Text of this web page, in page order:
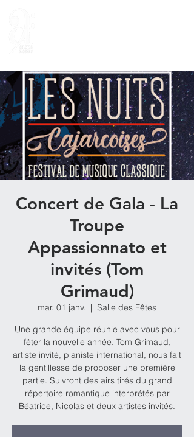
Concert de Gala - La
Troupe
Appassionnato et
invités (Tom
Grimaud)
mar. 01 janv.
  |
Salle des Fêtes
Une grande équipe réunie avec vous pour
fêter la nouvelle année. Tom Grimaud,
artiste invité, pianiste international, nous fait
la gentillesse de proposer une première
partie. Suivront des airs tirés du grand
répertoire romantique interprétés par
Béatrice, Nicolas et deux artistes invités.